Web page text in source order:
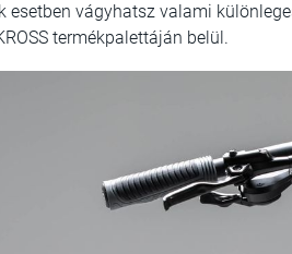
esetben vágyhatsz valami
termékpalettáján belül.